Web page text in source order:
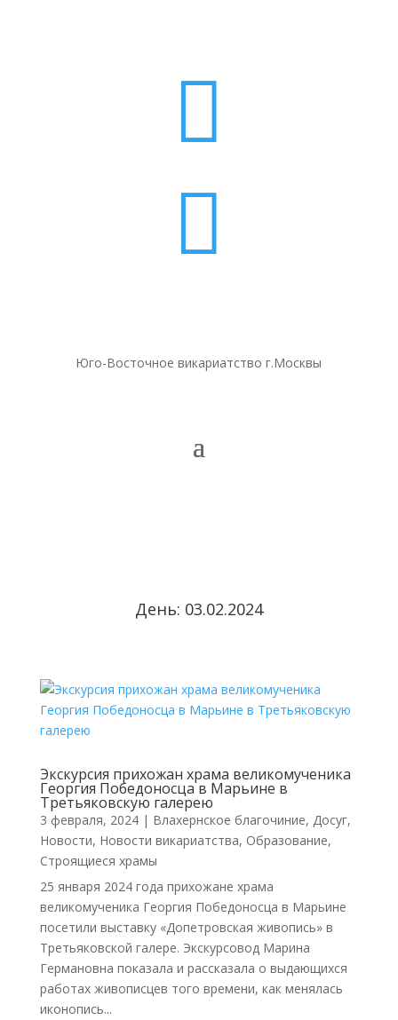


Юго-Восточное викариатство г.Москвы
День: 03.02.2024
Экскурсия прихожан храма великомученика
Георгия Победоносца в Марьине в
Третьяковскую галерею
3 февраля, 2024| Влахернское благочиние, Досуг,
Новости, Новости викариатства, Образование,
Строящиеся храмы
25 января 2024 года прихожане храма
великомученика Георгия Победоносца в Марьине
посетили выставку «Допетровская живопись» в
Третьяковской галере. Экскурсовод Марина
Германовна показала и рассказала о выдающихся
работах живописцев того времени, как менялась
иконопись...